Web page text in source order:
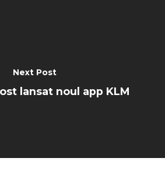
Next Post
lansat noul app KLM